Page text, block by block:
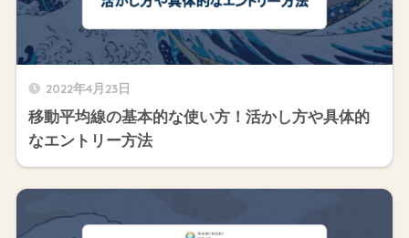
2022年4月23日
移動平均線の基本的な使い方！活かし方や具体的
なエントリー方法